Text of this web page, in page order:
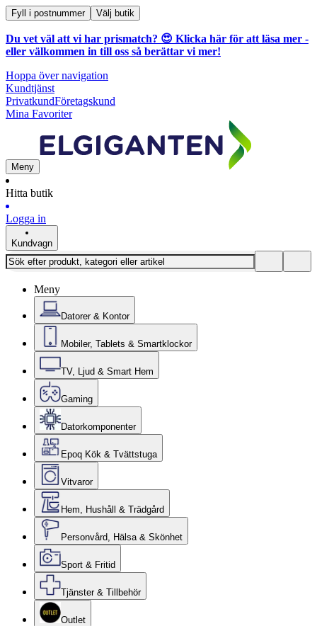
Fyll i postnummer Välj butik
Du vet väl att vi har prismatch? 😍 Klicka här för att läsa mer -
eller välkommen in till oss så berättar vi mer!
Hoppa över navigation
Kundtjänst
PrivatkundFöretagskund
Mina Favoriter
Meny
Hitta butik
Logga in
Kundvagn
Meny
Datorer & Kontor
Mobiler, Tablets & Smartklockor
TV, Ljud & Smart Hem
Gaming
Datorkomponenter
Epoq Kök & Tvättstuga
Vitvaror
Hem, Hushåll & Trädgård
Personvård, Hälsa & Skönhet
Sport & Fritid
Tjänster & Tillbehör
Outlet